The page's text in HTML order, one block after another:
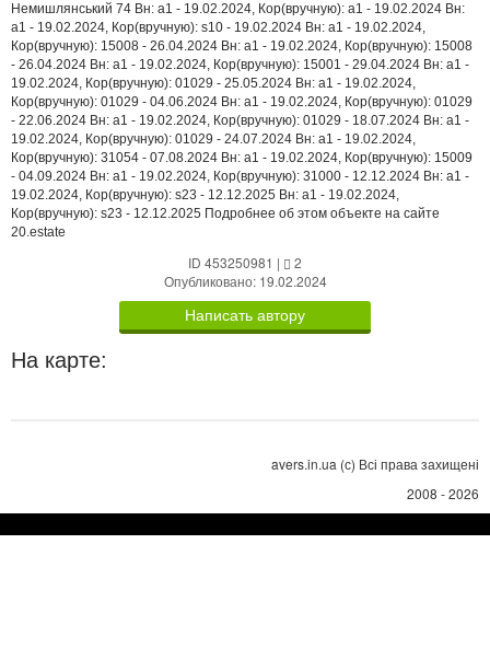
Немишлянський 74 Вн: a1 - 19.02.2024, Кор(вручную): a1 - 19.02.2024 Вн:
a1 - 19.02.2024, Кор(вручную): s10 - 19.02.2024 Вн: a1 - 19.02.2024,
Кор(вручную): 15008 - 26.04.2024 Вн: a1 - 19.02.2024, Кор(вручную): 15008
- 26.04.2024 Вн: a1 - 19.02.2024, Кор(вручную): 15001 - 29.04.2024 Вн: a1 -
19.02.2024, Кор(вручную): 01029 - 25.05.2024 Вн: a1 - 19.02.2024,
Кор(вручную): 01029 - 04.06.2024 Вн: a1 - 19.02.2024, Кор(вручную): 01029
- 22.06.2024 Вн: a1 - 19.02.2024, Кор(вручную): 01029 - 18.07.2024 Вн: a1 -
19.02.2024, Кор(вручную): 01029 - 24.07.2024 Вн: a1 - 19.02.2024,
Кор(вручную): 31054 - 07.08.2024 Вн: a1 - 19.02.2024, Кор(вручную): 15009
- 04.09.2024 Вн: a1 - 19.02.2024, Кор(вручную): 31000 - 12.12.2024 Вн: a1 -
19.02.2024, Кор(вручную): s23 - 12.12.2025 Вн: a1 - 19.02.2024,
Кор(вручную): s23 - 12.12.2025 Подробнее об этом объекте на сайте
20.estate
ID 453250981 |
2
Опубликовано: 19.02.2024
Написать автору
На карте:
avers.in.ua (с) Всі права захищені
2008 - 2026